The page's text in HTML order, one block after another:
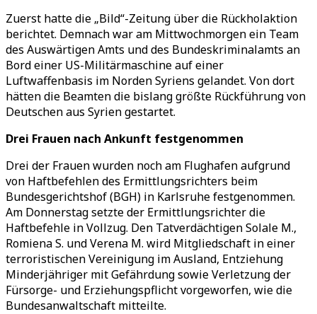
Zuerst hatte die „Bild“-Zeitung über die Rückholaktion
berichtet. Demnach war am Mittwochmorgen ein Team
des Auswärtigen Amts und des Bundeskriminalamts an
Bord einer US-Militärmaschine auf einer
Luftwaffenbasis im Norden Syriens gelandet. Von dort
hätten die Beamten die bislang größte Rückführung von
Deutschen aus Syrien gestartet.
Drei Frauen nach Ankunft festgenommen
Drei der Frauen wurden noch am Flughafen aufgrund
von Haftbefehlen des Ermittlungsrichters beim
Bundesgerichtshof (BGH) in Karlsruhe festgenommen.
Am Donnerstag setzte der Ermittlungsrichter die
Haftbefehle in Vollzug. Den Tatverdächtigen Solale M.,
Romiena S. und Verena M. wird Mitgliedschaft in einer
terroristischen Vereinigung im Ausland, Entziehung
Minderjähriger mit Gefährdung sowie Verletzung der
Fürsorge- und Erziehungspflicht vorgeworfen, wie die
Bundesanwaltschaft mitteilte.